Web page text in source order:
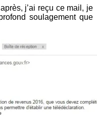
j’ai reçu ce mail, je
soulagement que